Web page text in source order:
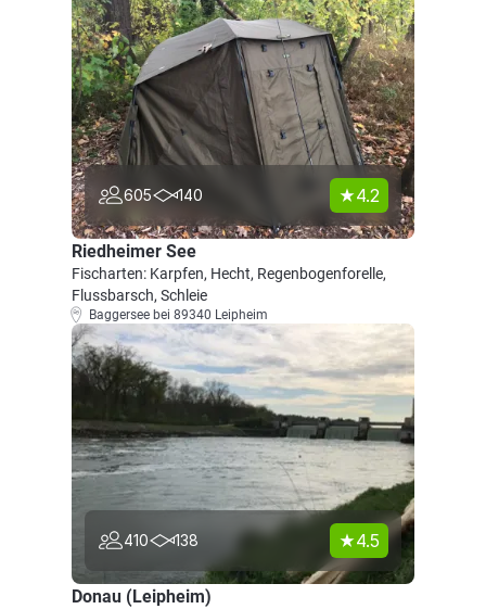
605 140 4.2
Riedheimer See
Fischarten: Karpfen, Hecht, Regenbogenforelle,
Flussbarsch, Schleie
Baggersee bei 89340 Leipheim
410 138 4.5
Donau (Leipheim)